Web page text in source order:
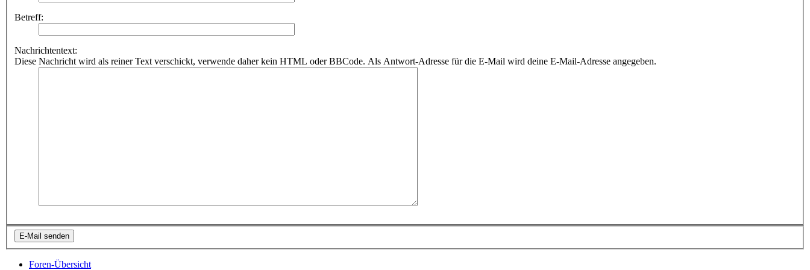
Betreff:
Nachrichtentext:
Diese Nachricht wird als reiner Text verschickt, verwende daher kein HTML oder BBCode. Als Antwort-Adresse für die E-Mail wird deine E-Mail-Adresse angegeben.
Foren-Übersicht